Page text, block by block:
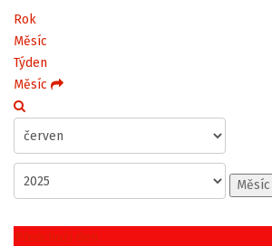
Rok
Měsíc
Týden
Měsíc
Měsíc
Předchozí den